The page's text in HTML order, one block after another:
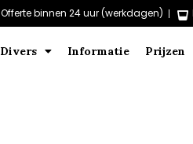
Offerte binnen 24 uur (werkdagen)
Divers Informatie Prijzen